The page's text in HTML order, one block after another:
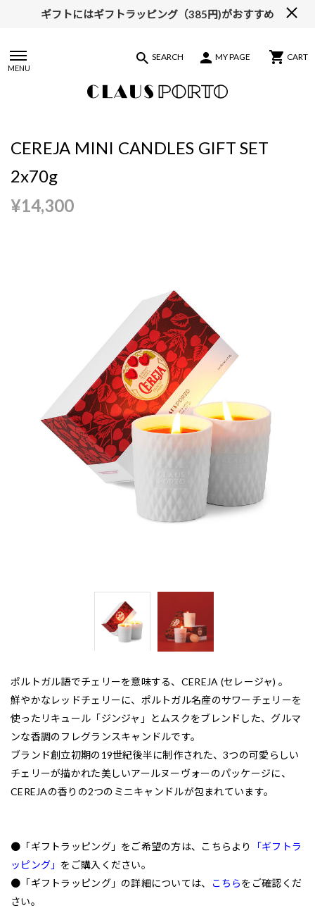
ギフトにはギフトラッピング（385円)がおすすめ
MENU
SEARCH MY PAGE CART
CEREJA MINI CANDLES GIFT SET
2x70g
¥14,300
ポルトガル語でチェリーを意味する、CEREJA (セレージャ) 。
鮮やかなレッドチェリーに、ポルトガル名産のサワーチェリーを
使ったリキュール「ジンジャ」とムスクをブレンドした、グルマ
ンな香調のフレグランスキャンドルです。
ブランド創立初期の19世紀後半に制作された、3つの可愛らしい
チェリーが描かれた美しいアールヌーヴォーのパッケージに、
CEREJAの香りの2つのミニキャンドルが包まれています。
●「ギフトラッピング」をご希望の方は、こちらより
「ギフトラ
ッピング」 をご購入ください。
●「ギフトラッピング」の詳細については、
こちらをご確認くだ
さい。